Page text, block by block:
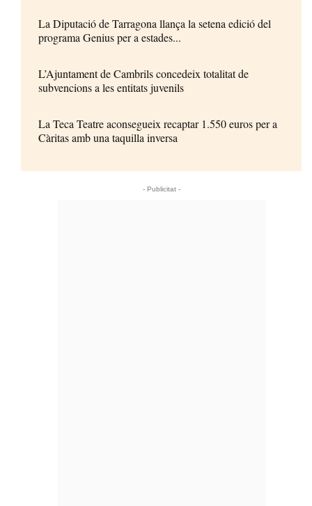
La Diputació de Tarragona llança la setena edició del
programa Genius per a estades...
L’Ajuntament de Cambrils concedeix totalitat de
subvencions a les entitats juvenils
La Teca Teatre aconsegueix recaptar 1.550 euros per a
Càritas amb una taquilla inversa
- Publicitat -